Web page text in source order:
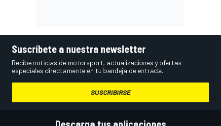
Suscríbete a nuestra newsletter
Recibe noticias de motorsport, actualizaciones y ofertas
especiales directamente en tu bandeja de entrada.
SUSCRIBIRSE